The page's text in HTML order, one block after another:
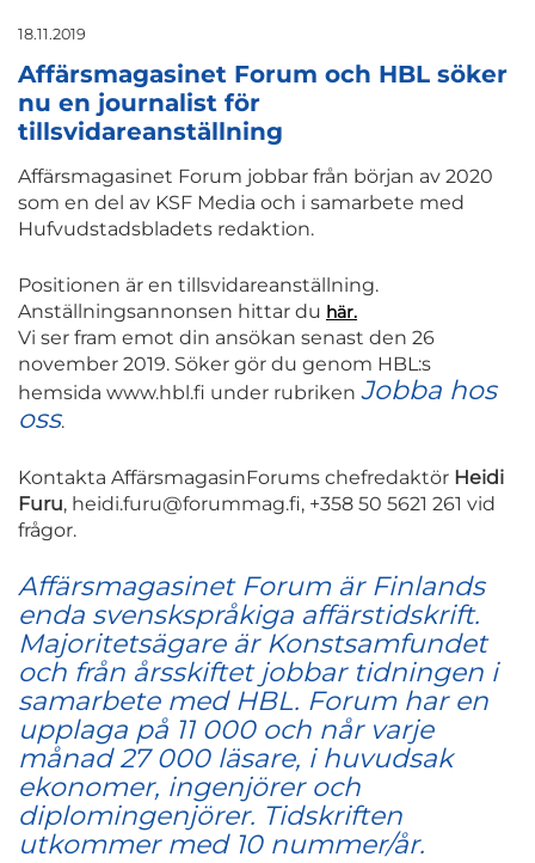
18.11.2019
Affärsmagasinet Forum och HBL söker
nu en journalist för
tillsvidareanställning
Affärsmagasinet Forum jobbar från början av 2020
som en del av KSF Media och i samarbete med
Hufvudstadsbladets redaktion.
Positionen är en tillsvidareanställning.
Anställningsannonsen hittar du här.
Vi ser fram emot din ansökan senast den 26
november 2019. Söker gör du genom HBL:s
hemsida www.hbl.fi under rubriken Jobba hos
oss.
Kontakta AffärsmagasinForums chefredaktör Heidi
Furu, heidi.furu@forummag.fi, +358 50 5621 261 vid
frågor.
Affärsmagasinet Forum är Finlands
enda svenskspråkiga affärstidskrift.
Majoritetsägare är Konstsamfundet
och från årsskiftet jobbar tidningen i
samarbete med HBL. Forum har en
upplaga på 11 000 och når varje
månad 27 000 läsare, i huvudsak
ekonomer, ingenjörer och
diplomingenjörer. Tidskriften
utkommer med 10 nummer/år.